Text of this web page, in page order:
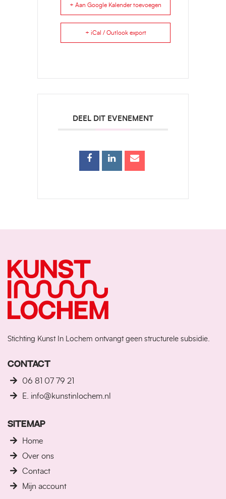
+ Aan Google Kalender toevoegen
+ iCal / Outlook export
DEEL DIT EVENEMENT
Stichting Kunst In Lochem ontvangt geen structurele subsidie.
CONTACT
06 81 07 79 21
E. info@kunstinlochem.nl
SITEMAP
Home
Over ons
Contact
Mijn account